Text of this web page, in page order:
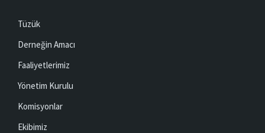
Tüzük
Derneğin Amacı
Faaliyetlerimiz
Yönetim Kurulu
Komisyonlar
Ekibimiz